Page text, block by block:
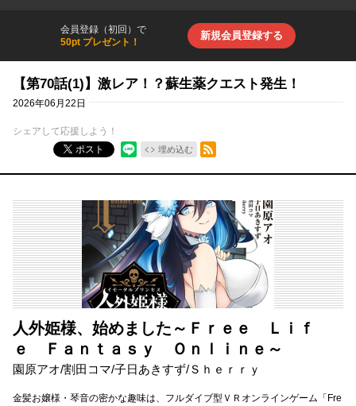
会員登録（初回）で
50pt プレゼント！
新規会員登録する
【第70話(1)】激レア！？蘇生薬クエスト発生！
2026年06月22日
シェアして応援しよう！
ポスト
埋め込む
RSSフィード
人外姫様、始めました～Ｆｒｅｅ Ｌｉｆ
ｅ Ｆａｎｔａｓｙ Ｏｎｌｉｎｅ～
園原アオ/割田コマ/子日あきすず/Ｓｈｅｒｒｙ
金髪お嬢様・琴音の密かな趣味は、フルダイブ型ＶＲオンラインゲーム「Fre